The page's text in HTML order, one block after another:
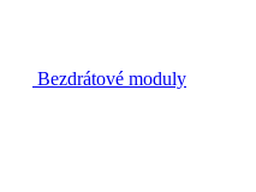
Bezdrátové moduly